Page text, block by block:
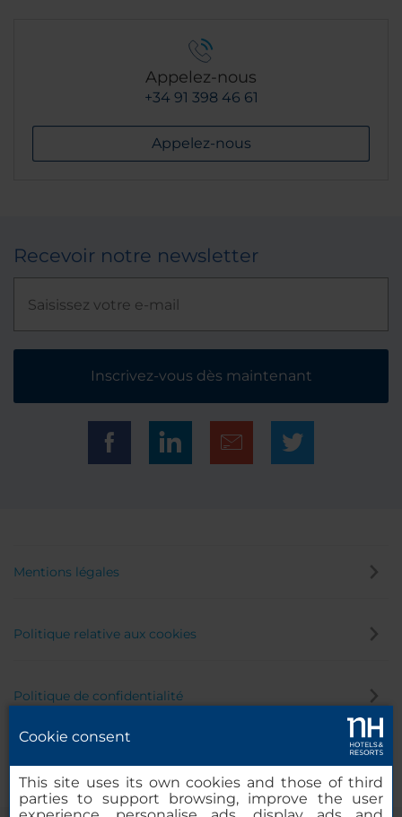
Appelez-nous
+34 91 398 46 61
Appelez-nous
Recevoir notre newsletter
Inscrivez-vous dès maintenant
Mentions légales
Politique relative aux cookies
Politique de confidentialité
Cookie consent
This site uses its own cookies and those of third
parties to support browsing, improve the user